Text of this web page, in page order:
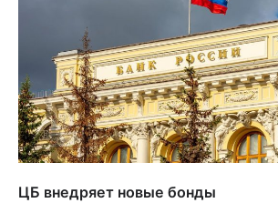
ЦБ внедряет новые бонды